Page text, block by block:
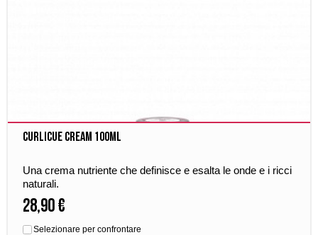
Curlicue Cream 100ml
Una crema nutriente che definisce e esalta le onde e i ricci
naturali.
28,90 €
Selezionare per confrontare